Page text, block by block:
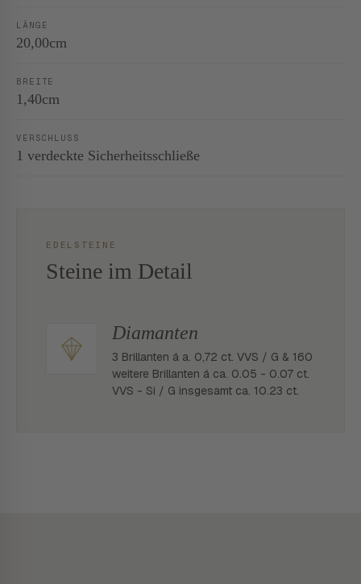
LÄNGE
20,00cm
BREITE
1,40cm
VERSCHLUSS
1 verdeckte Sicherheitsschließe
EDELSTEINE
Steine im Detail
Diamanten
3 Brillanten á a. 0,72 ct. VVS / G & 160
weitere Brillanten á ca. 0.05 - 0.07 ct.
VVS - Si / G insgesamt ca. 10.23 ct.